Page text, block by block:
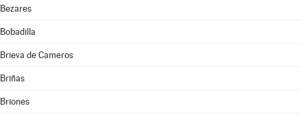
Bezares
Bobadilla
Brieva de Cameros
Briñas
Briones